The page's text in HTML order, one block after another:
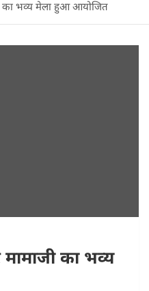
का भव्य मेला हुआ आयोजित
का भव्य